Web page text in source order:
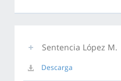
Sentencia López M.
Descarga